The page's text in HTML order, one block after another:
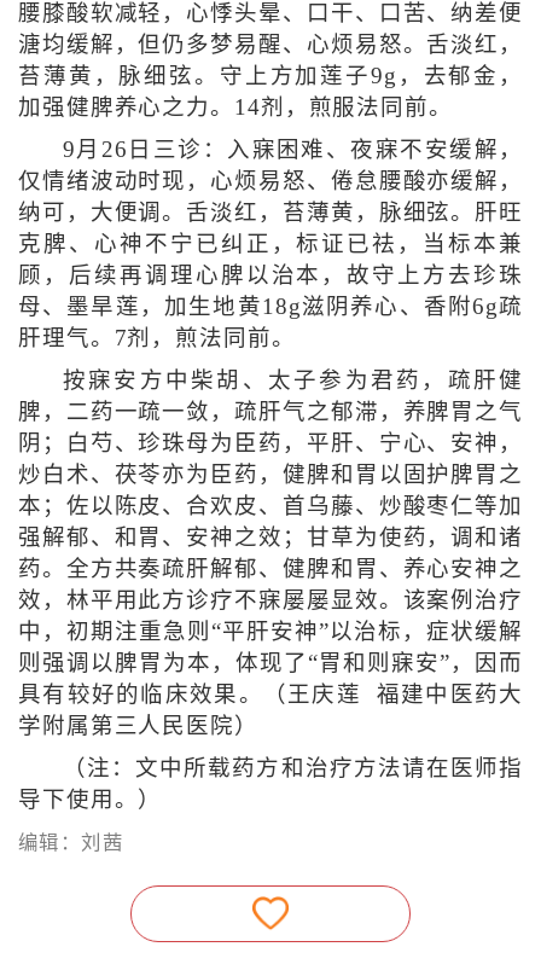
腰膝酸软减轻，心悸头晕、口干、口苦、纳差便
溏均缓解，但仍多梦易醒、心烦易怒。舌淡红，
苔薄黄，脉细弦。守上方加莲子9g，去郁金，
加强健脾养心之力。14剂，煎服法同前。
9月26日三诊：入寐困难、夜寐不安缓解，
仅情绪波动时现，心烦易怒、倦怠腰酸亦缓解，
纳可，大便调。舌淡红，苔薄黄，脉细弦。肝旺
克脾、心神不宁已纠正，标证已祛，当标本兼
顾，后续再调理心脾以治本，故守上方去珍珠
母、墨旱莲，加生地黄18g滋阴养心、香附6g疏
肝理气。7剂，煎法同前。
按寐安方中柴胡、太子参为君药，疏肝健
脾，二药一疏一敛，疏肝气之郁滞，养脾胃之气
阴；白芍、珍珠母为臣药，平肝、宁心、安神，
炒白术、茯苓亦为臣药，健脾和胃以固护脾胃之
本；佐以陈皮、合欢皮、首乌藤、炒酸枣仁等加
强解郁、和胃、安神之效；甘草为使药，调和诸
药。全方共奏疏肝解郁、健脾和胃、养心安神之
效，林平用此方诊疗不寐屡屡显效。该案例治疗
中，初期注重急则“平肝安神”以治标，症状缓解
则强调以脾胃为本，体现了“胃和则寐安”，因而
具有较好的临床效果。（王庆莲 福建中医药大
学附属第三人民医院）
（注：文中所载药方和治疗方法请在医师指
导下使用。）
编辑：刘茜